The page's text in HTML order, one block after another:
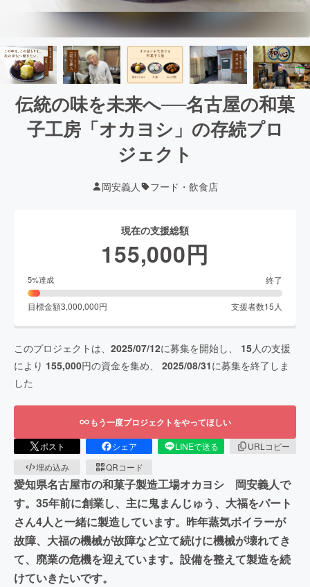
伝統の味を未来へ──名古屋の和菓
子工房「オカヨシ」の存続プロ
ジェクト
岡安義人 フード・飲食店
現在の支援総額
155,000円
5%達成 終了
目標金額3,000,000円 支援者数15 人
このプロジェクトは、 2025/07/12に募集を開始し、 15人の支援
により 155,000円の資金を集め、 2025/08/31に募集を終了しま
した
もう一度プロジェクトをやってほしい
ポスト シェア LINEで送る
URLコピー
埋め込み
QRコード
愛知県名古屋市の和菓子製造工場オカヨシ 岡安義人で
す。35年前に創業し、主に鬼まんじゅう、大福をパート
さん4人と一緒に製造しています。昨年蒸気ボイラーが
故障、大福の機械が故障など立て続けに機械が壊れてき
て、廃業の危機を迎えています。設備を整えて製造を続
けていきたいです。